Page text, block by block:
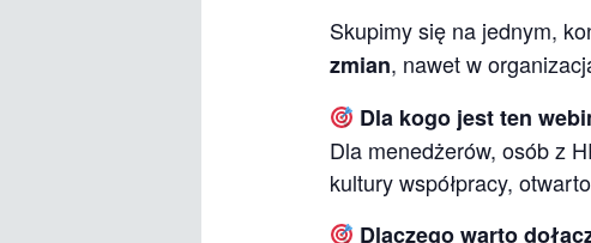
Skupimy się na jednym,
zmian, nawet w
Dla kogo jest ten
Dla menedżerów, osób z
kultury współpracy,
Dlaczego warto